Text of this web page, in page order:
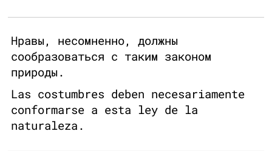
Нравы, несомненно, должны
сообразоваться с таким законом
природы.
Las costumbres deben necesariamente
conformarse a esta ley de la
naturaleza.